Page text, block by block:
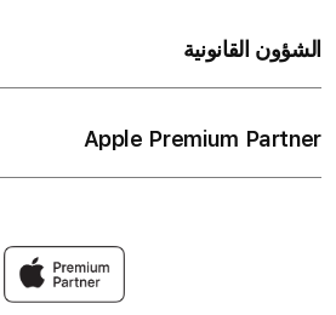
الشؤون القانونية
Apple Premium Partner